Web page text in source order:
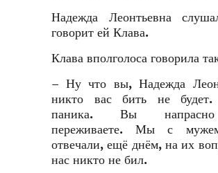
Надежда Леонтьевна
говорит ей Клава.
Клава вполголоса говорила
– Ну что вы, Надежда
никто вас бить не
паника. Вы
переживаете. Мы с
отвечали, ещё днём, на их
нас никто не бил.